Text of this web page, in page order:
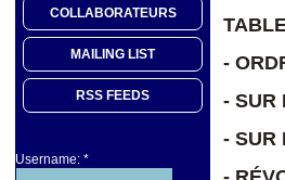
COLLABORATEURS
MAILING LIST
RSS FEEDS
Username: *
-
- SUR
- SUR